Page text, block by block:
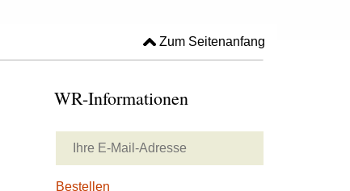
Zum Seitenanfang
WR-Informationen